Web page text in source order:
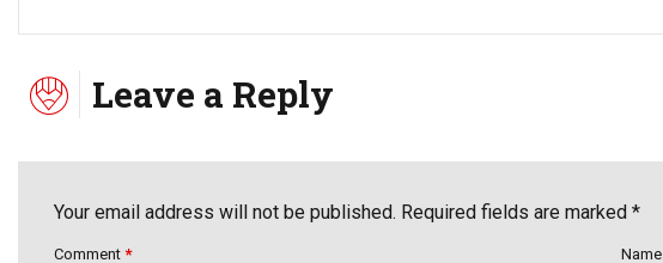
Leave a Reply
Your email address will not be published. Required fields are marked *
Comment * Name